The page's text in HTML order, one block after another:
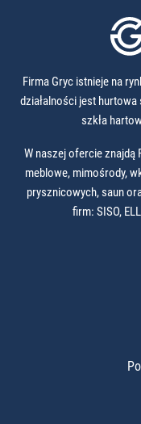
Firma Gryc istnieje na
działalności jest
szkła
W naszej ofercie znajdą
meblowe, mimośrody,
prysznicowych, saun
firm: SISO,